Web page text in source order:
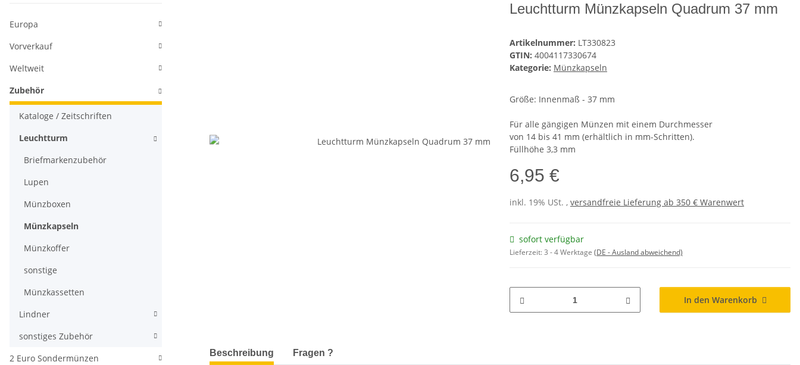
Leuchtturm Münzkapseln Quadrum 37 mm
Artikelnummer: LT330823
GTIN: 4004117330674
Kategorie: Münzkapseln
Größe: Innenmaß - 37 mm
Für alle gängigen Münzen mit einem Durchmesser
von 14 bis 41 mm (erhältlich in mm-Schritten).
Füllhöhe 3,3 mm
6,95 €
inkl. 19% USt. , versandfreie Lieferung ab 350 € Warenwert
sofort verfügbar
Lieferzeit:3 - 4 Werktage (DE - Ausland abweichend)
In den Warenkorb
weitere Registerkarten anzeigen
Beschreibung Fragen ?
Europa
Vorverkauf
Weltweit
Zubehör
Kataloge / Zeitschriften
Leuchtturm
Briefmarkenzubehör
Lupen
Münzboxen
Münzkapseln
Münzkoffer
sonstige
Münzkassetten
Lindner
sonstiges Zubehör
2 Euro Sondermünzen